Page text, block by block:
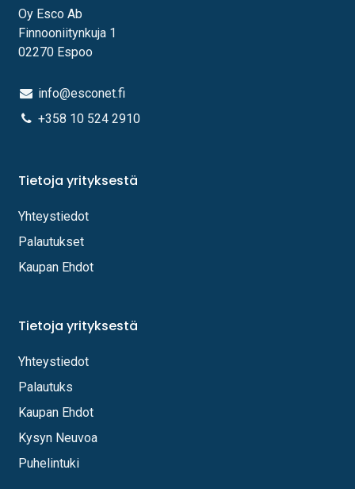
Oy Esco Ab
Finnooniitynkuja 1
02270 Espoo
info@esconet.fi
+358 10 524 2910
Tietoja yrityksestä
Yhteystiedot
Palautukset
Kaupan Ehdot
Tietoja yrityksestä
Yhteystiedot
Palautuks
Kaupan Ehdot
Kysyn Neuvoa
Puhelintuki